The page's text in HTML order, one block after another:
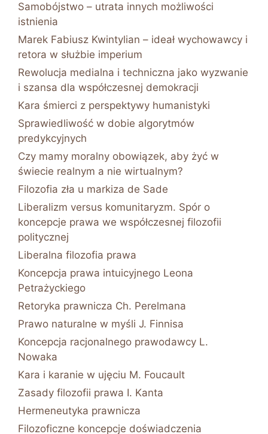
Samobójstwo – utrata innych możliwości
istnienia
Marek Fabiusz Kwintylian – ideał wychowawcy i
retora w służbie imperium
Rewolucja medialna i techniczna jako wyzwanie
i szansa dla współczesnej demokracji
Kara śmierci z perspektywy humanistyki
Sprawiedliwość w dobie algorytmów
predykcyjnych
Czy mamy moralny obowiązek, aby żyć w
świecie realnym a nie wirtualnym?
Filozofia zła u markiza de Sade
Liberalizm versus komunitaryzm. Spór o
koncepcje prawa we współczesnej filozofii
politycznej
Liberalna filozofia prawa
Koncepcja prawa intuicyjnego Leona
Petrażyckiego
Retoryka prawnicza Ch. Perelmana
Prawo naturalne w myśli J. Finnisa
Koncepcja racjonalnego prawodawcy L.
Nowaka
Kara i karanie w ujęciu M. Foucault
Zasady filozofii prawa I. Kanta
Hermeneutyka prawnicza
Filozoficzne koncepcje doświadczenia